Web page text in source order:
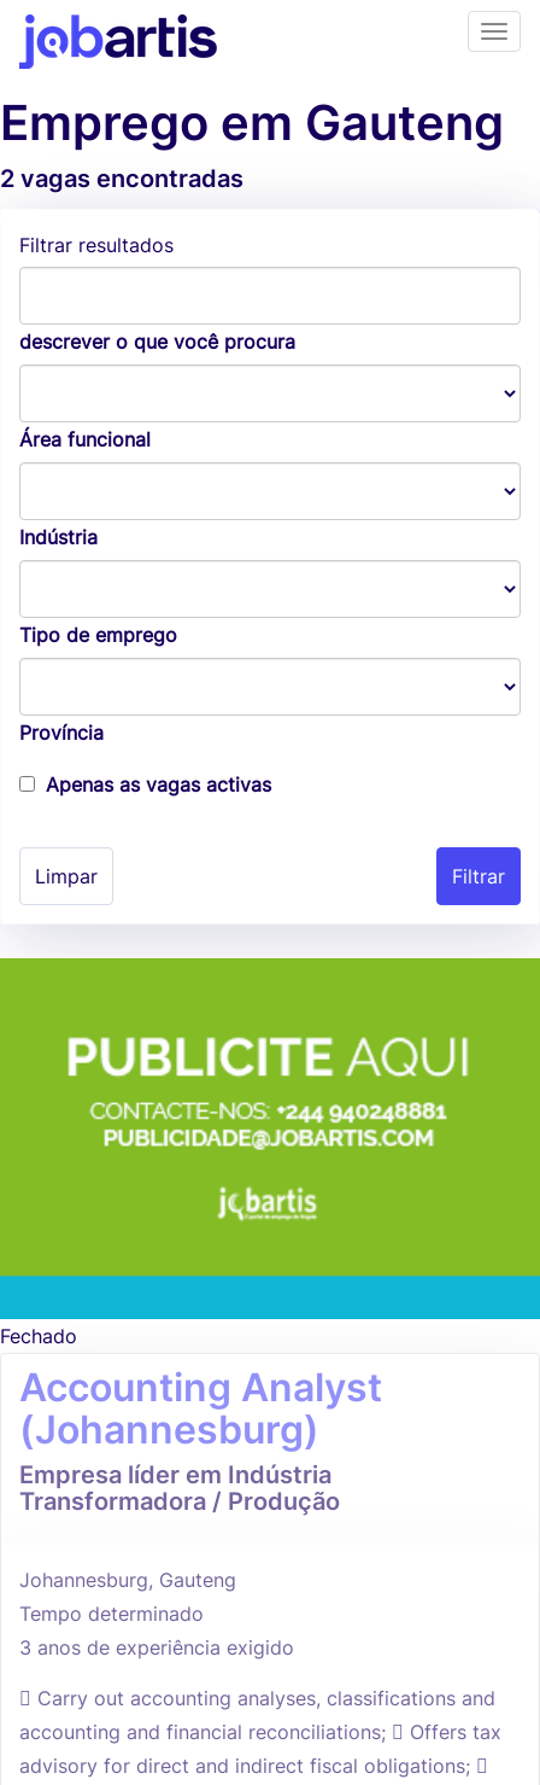
Emprego em Gauteng
2 vagas encontradas
Filtrar resultados
descrever o que você procura
Área funcional
Indústria
Tipo de emprego
Província
Apenas as vagas activas
Limpar
Fechado
Accounting Analyst
(Johannesburg)
Empresa líder em Indústria
Transformadora / Produção
Johannesburg, Gauteng
Tempo determinado
3 anos de experiência exigido
 Carry out accounting analyses, classifications and
accounting and financial reconciliations;  Offers tax
advisory for direct and indirect fiscal obligations; 